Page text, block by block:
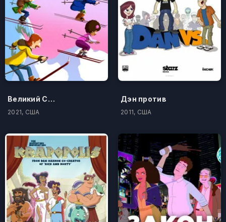
Великий Север
2021, США
Дэн против
2011, США